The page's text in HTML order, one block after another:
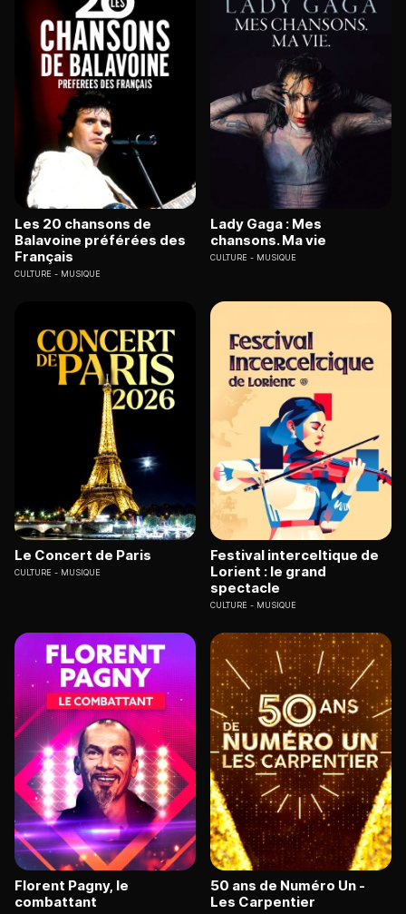
Les 20 chansons de
Balavoine préférées des
Français
CULTURE MUSIQUE
Lady Gaga : Mes
chansons. Ma vie
CULTURE MUSIQUE
Le Concert de Paris
CULTURE MUSIQUE
Festival interceltique de
Lorient : le grand
spectacle
CULTURE MUSIQUE
Florent Pagny, le
combattant
50 ans de Numéro Un -
Les Carpentier